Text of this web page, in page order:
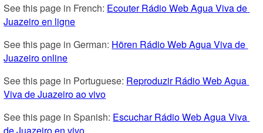
See this page in French: Ecouter Rádio Web Agua Viva de
Juazeiro en ligne
See this page in German: Hören Rádio Web Agua Viva de
Juazeiro online
See this page in Portuguese: Reproduzir Rádio Web Agua
Viva de Juazeiro ao vivo
See this page in Spanish: Escuchar Rádio Web Agua Viva
de Juazeiro en vivo